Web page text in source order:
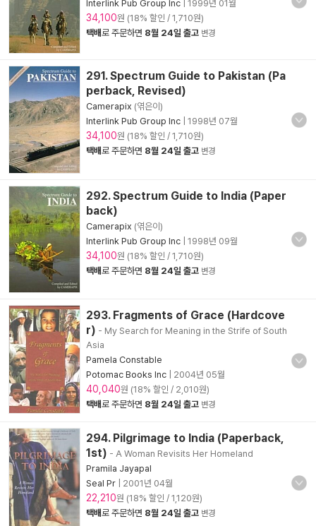
Interlink Pub Group Inc
1999년 01월
34,100원 (18% 할인 / 1,710원)
택배로 주문하면 8월 24일 출고 변경
291. Spectrum Guide to Pakistan (Pa
perback, Revised)
Camerapix (엮은이)
Interlink Pub Group Inc
1998년 07월
34,100원 (18% 할인 / 1,710원)
택배로 주문하면 8월 24일 출고 변경
292. Spectrum Guide to India (Paper
back)
Camerapix (엮은이)
Interlink Pub Group Inc
1998년 09월
34,100원 (18% 할인 / 1,710원)
택배로 주문하면 8월 24일 출고 변경
293. Fragments of Grace (Hardcove
r) - My Search for Meaning in the Strife of South
Asia
Pamela Constable
Potomac Books Inc
2004년 05월
40,040원 (18% 할인 / 2,010원)
택배로 주문하면 8월 24일 출고 변경
294. Pilgrimage to India (Paperback,
1st) - A Woman Revisits Her Homeland
Pramila Jayapal
Seal Pr
2001년 04월
22,210원 (18% 할인 / 1,120원)
택배로 주문하면 8월 24일 출고 변경